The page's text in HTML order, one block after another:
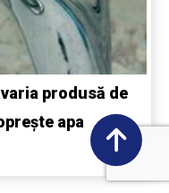
produsă de
apa